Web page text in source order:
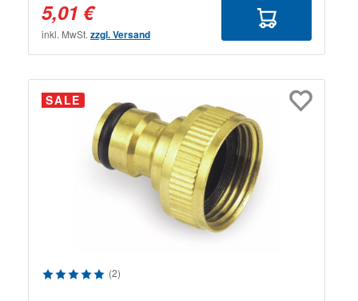
5,01 €
inkl. MwSt. zzgl. Versand
SALE
Durchschnittliche Bewertung von 5 von 5 Sternen
(2)